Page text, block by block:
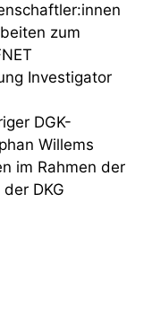
zum
Investigator
DGK-
Willems
im Rahmen der
DKG